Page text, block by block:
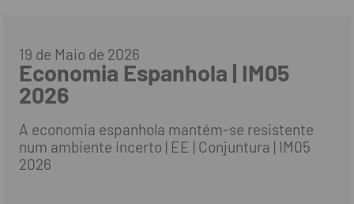
19 de Maio de 2026
Economia Espanhola | IM05
2026
A economia espanhola mantém-se resistente
num ambiente incerto | EE | Conjuntura | IM05
2026